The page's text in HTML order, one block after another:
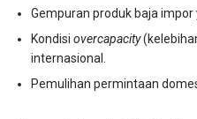
Gempuran produk baja impor
Kondisi overcapacity
internasional.
Pemulihan permintaan